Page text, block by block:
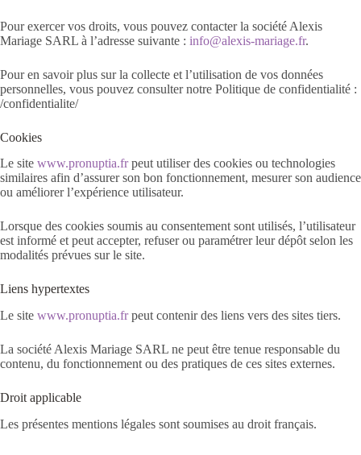
Pour exercer vos droits, vous pouvez contacter la société Alexis
Mariage SARL à l’adresse suivante : info@alexis-mariage.fr.
Pour en savoir plus sur la collecte et l’utilisation de vos données
personnelles, vous pouvez consulter notre Politique de confidentialité :
/confidentialite/
Cookies
Le site www.pronuptia.frpeut utiliser des cookies ou technologies
similaires afin d’assurer son bon fonctionnement, mesurer son audience
ou améliorer l’expérience utilisateur.
Lorsque des cookies soumis au consentement sont utilisés, l’utilisateur
est informé et peut accepter, refuser ou paramétrer leur dépôt selon les
modalités prévues sur le site.
Liens hypertextes
Le site www.pronuptia.frpeut contenir des liens vers des sites tiers.
La société Alexis Mariage SARL ne peut être tenue responsable du
contenu, du fonctionnement ou des pratiques de ces sites externes.
Droit applicable
Les présentes mentions légales sont soumises au droit français.